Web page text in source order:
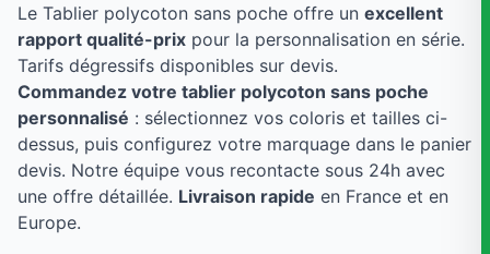
Le Tablier polycoton sans poche offre un excellent
rapport qualité-prix pour la personnalisation en série.
Tarifs dégressifs disponibles sur devis.
Commandez votre tablier polycoton sans poche
personnalisé : sélectionnez vos coloris et tailles ci-
dessus, puis configurez votre marquage dans le panier
devis. Notre équipe vous recontacte sous 24h avec
une offre détaillée. Livraison rapide en France et en
Europe.